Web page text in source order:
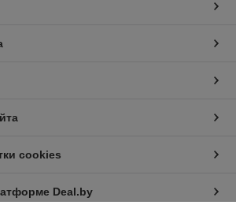
cookies
Deal.by